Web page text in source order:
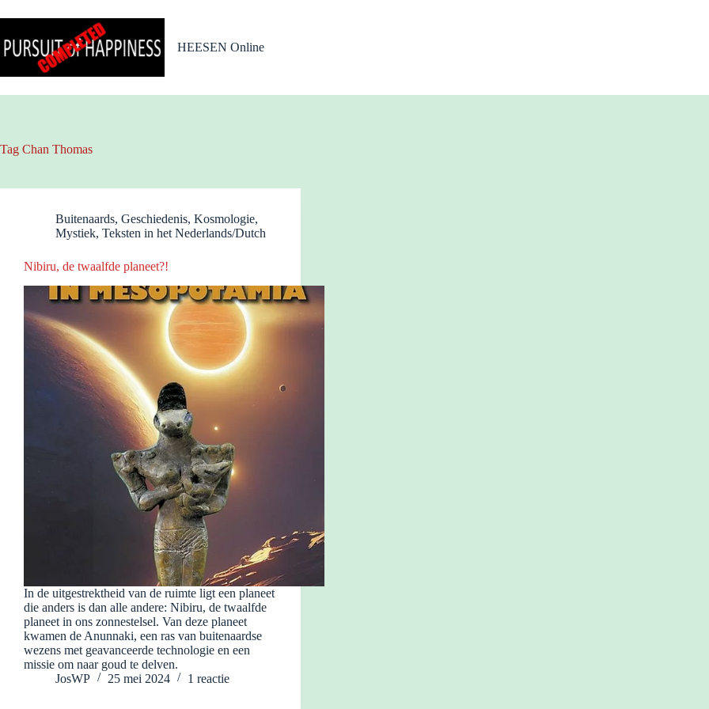
naar
inhoud
HEESEN Online
Tag Chan Thomas
Buitenaards, Geschiedenis, Kosmologie,
Mystiek, Teksten in het Nederlands/Dutch
Nibiru, de twaalfde planeet?!
In de uitgestrektheid van de ruimte ligt een planeet
die anders is dan alle andere: Nibiru, de twaalfde
planeet in ons zonnestelsel. Van deze planeet
kwamen de Anunnaki, een ras van buitenaardse
wezens met geavanceerde technologie en een
missie om naar goud te delven.
JosWP
25 mei 2024 1 reactie